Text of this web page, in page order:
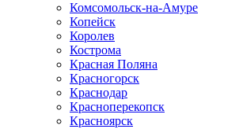
Комсомольск-на-Амуре
Копейск
Королев
Кострома
Красная Поляна
Красногорск
Краснодар
Красноперекопск
Красноярск